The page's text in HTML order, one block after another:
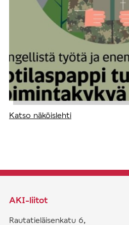
Katso näköislehti
AKI-liitot
Rautatieläisenkatu 6,